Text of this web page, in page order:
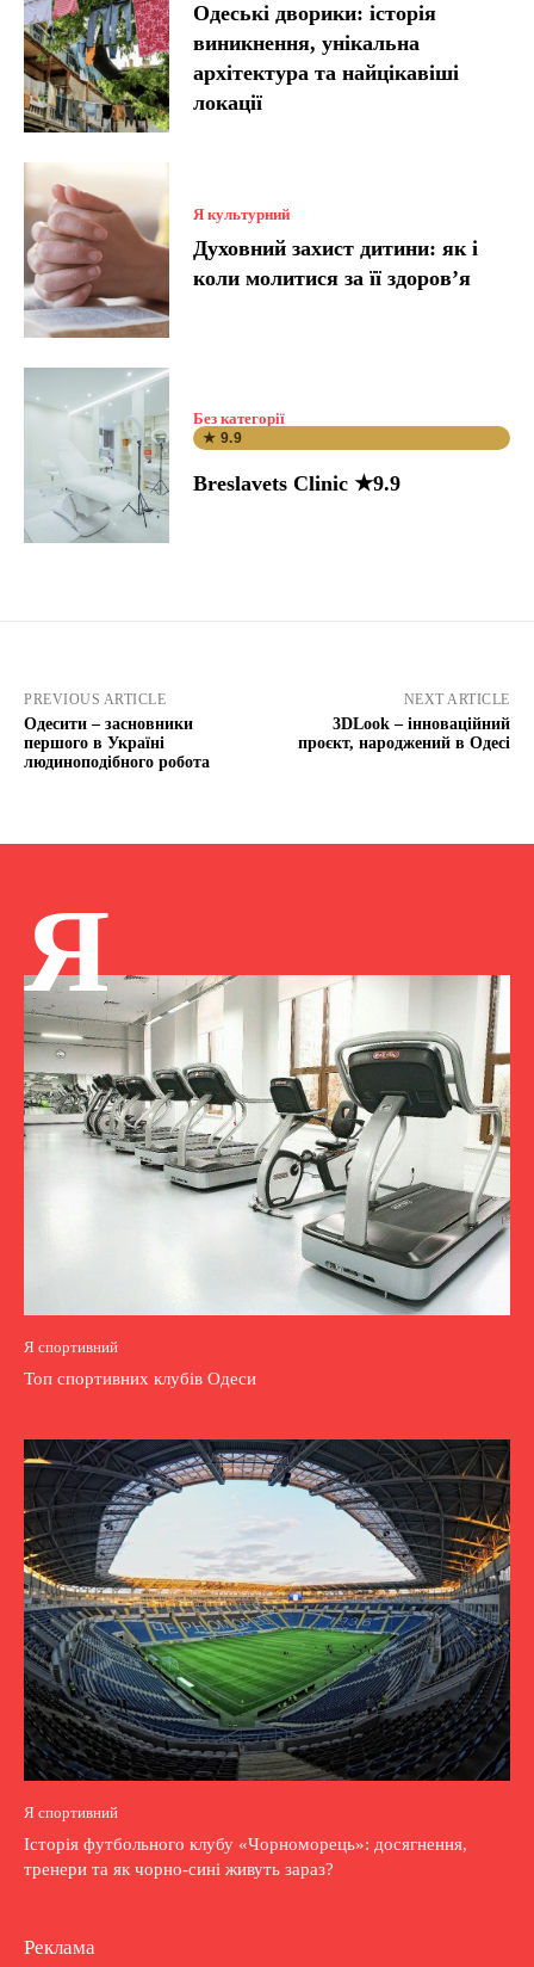
Одеські дворики: історія
виникнення, унікальна
архітектура та найцікавіші
локації
Я культурний
Духовний захист дитини: як і
коли молитися за її здоров’я
Без категорії
★ 9.9
Breslavets Clinic ★9.9
PREVIOUS ARTICLE
Одесити – засновники
першого в Україні
людиноподібного робота
NEXT ARTICLE
3DLook – інноваційний
проєкт, народжений в Одесі
Я
Я спортивний
Топ спортивних клубів Одеси
Я спортивний
Історія футбольного клубу «Чорноморець»: досягнення,
тренери та як чорно-сині живуть зараз?
Реклама